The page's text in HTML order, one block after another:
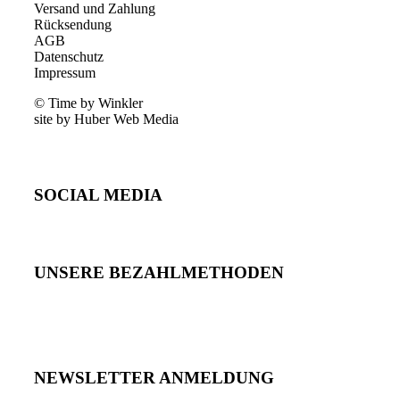
Versand und Zahlung
Rücksendung
AGB
Datenschutz
Impressum
© Time by Winkler
site by Huber Web Media
SOCIAL MEDIA
UNSERE BEZAHLMETHODEN
NEWSLETTER ANMELDUNG